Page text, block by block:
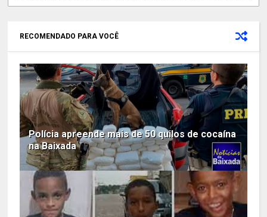
RECOMENDADO PARA VOCÊ
Polícia apreende mais de 50 quilos de cocaína
na Baixada